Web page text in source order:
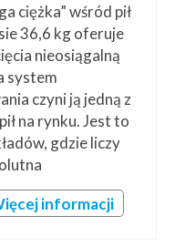
ciężka” wśród pił
36,6 kg oferuje
nieosiągalną
system
czyni ją jedną z
na rynku. Jest to
gdzie liczy
informacji